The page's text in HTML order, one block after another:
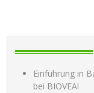
Einführung in
bei BIOVEA!